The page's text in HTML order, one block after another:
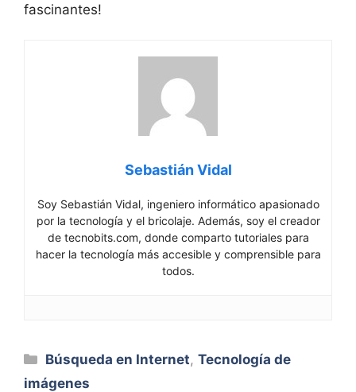
fascinantes!
Sebastián Vidal
Soy Sebastián Vidal, ingeniero informático apasionado
por la tecnología y el bricolaje. Además, soy el creador
de tecnobits.com, donde comparto tutoriales para
hacer la tecnología más accesible y comprensible para
todos.
Categorías
Búsqueda en Internet,Tecnología de
imágenes